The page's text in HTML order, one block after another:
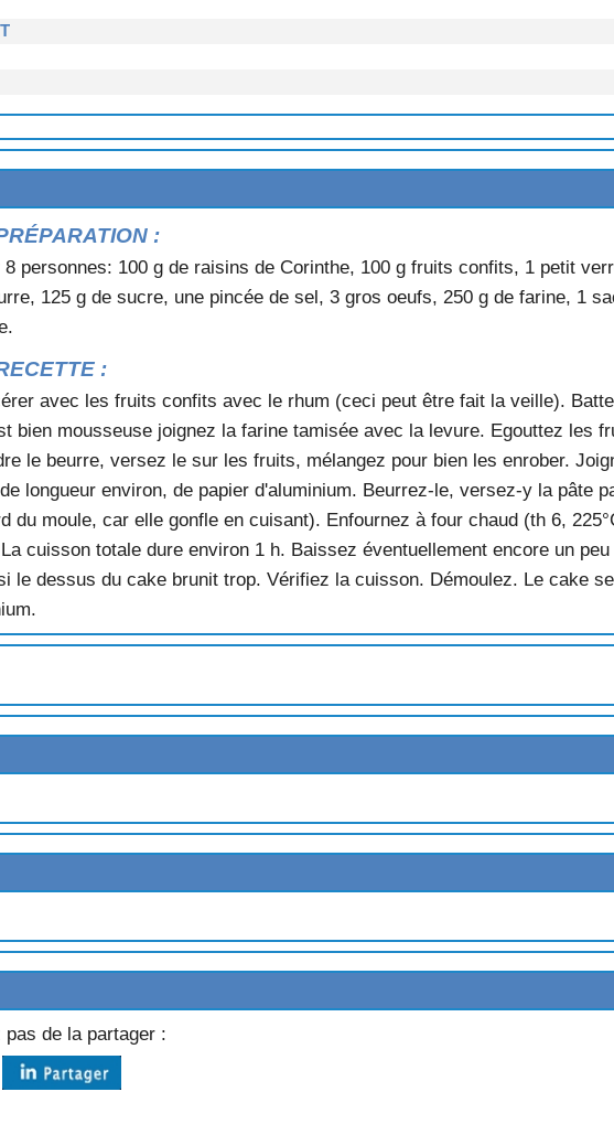
BLANC
VERT
COINGS
NOIX
AMANDES
AUX FRAISES
:
8 personnes: 100 g de raisins de Corinthe, 100 g fruits confits, 1 petit
125 g de sucre, une pincée de sel, 3 gros oeufs, 250 g de farine, 1
:
avec les fruits confits avec le rhum (ceci peut être fait la veille).
bien mousseuse joignez la farine tamisée avec la levure. Egouttez les
le beurre, versez le sur les fruits, mélangez pour bien les enrober.
longueur environ, de papier d'aluminium. Beurrez-le, versez-y la pâte
du moule, car elle gonfle en cuisant). Enfournez à four chaud (th 6,
cuisson totale dure environ 1 h. Baissez éventuellement encore un
le dessus du cake brunit trop. Vérifiez la cuisson. Démoulez. Le cake
pas de la partager :